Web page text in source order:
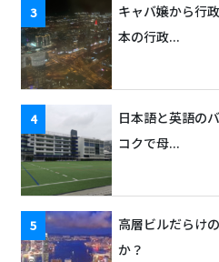
キャバ嬢から行
本の行政...
日本語と英語の
コクで母...
高層ビルだらけ
か？